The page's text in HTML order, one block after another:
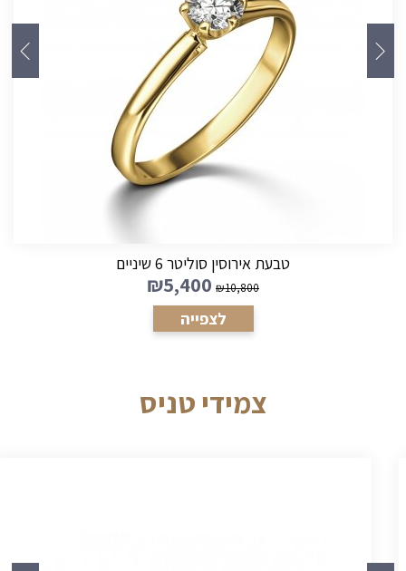
טבעת אירוסין לאישה דגם סוליטר סיבוב
3,945 ₪7,890
לצפייה
צמידי טניס